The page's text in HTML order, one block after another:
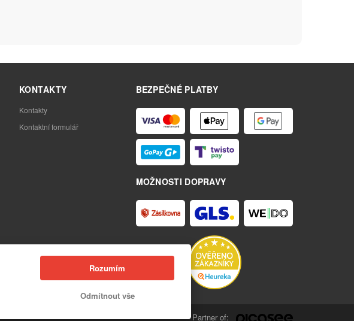
BEZPEČNÉ PLATBY
MOŽNOSTI DOPRAVY
KONTAKTY
Kontakty
Kontaktní formulář
Partner of:
Rozumím
Odmítnout vše